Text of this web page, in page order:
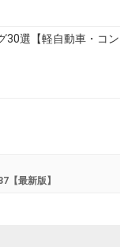
30選【軽自動車・コン
【最新版】